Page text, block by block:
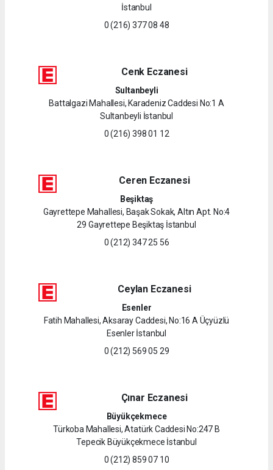
İstanbul
0 (216) 377 08 48
Cenk Eczanesi
Sultanbeyli
Battalgazi Mahallesi, Karadeniz Caddesi No:1 A
Sultanbeyli İstanbul
0 (216) 398 01 12
Ceren Eczanesi
Beşiktaş
Gayrettepe Mahallesi, Başak Sokak, Altın Apt. No:4
29 Gayrettepe Beşiktaş İstanbul
0 (212) 347 25 56
Ceylan Eczanesi
Esenler
Fatih Mahallesi, Aksaray Caddesi, No:16 A Üçyüzlü
Esenler İstanbul
0 (212) 569 05 29
Çınar Eczanesi
Büyükçekmece
Türkoba Mahallesi, Atatürk Caddesi No:247 B
Tepecik Büyükçekmece İstanbul
0 (212) 859 07 10